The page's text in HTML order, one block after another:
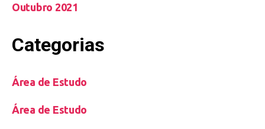
Outubro 2021
Categorias
Área de Estudo
Área de Estudo